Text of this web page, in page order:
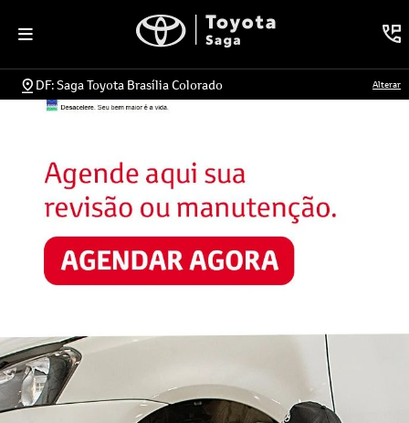
DF: Saga Toyota Brasília Colorado Alterar